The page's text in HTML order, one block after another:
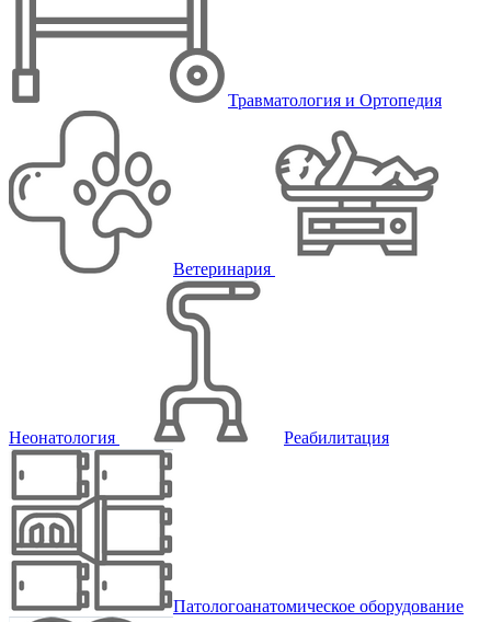
Травматология и Ортопедия
Ветеринария
Неонатология Реабилитация
Патологоанатомическое оборудование